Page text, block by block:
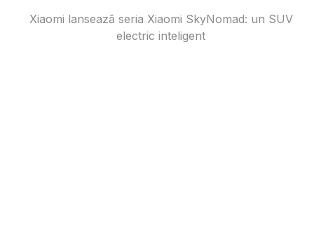
Xiaomi lansează seria Xiaomi SkyNomad: un SUV
electric inteligent